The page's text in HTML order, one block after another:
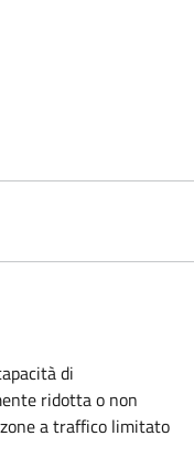
di
ridotta o non
a traffico limitato